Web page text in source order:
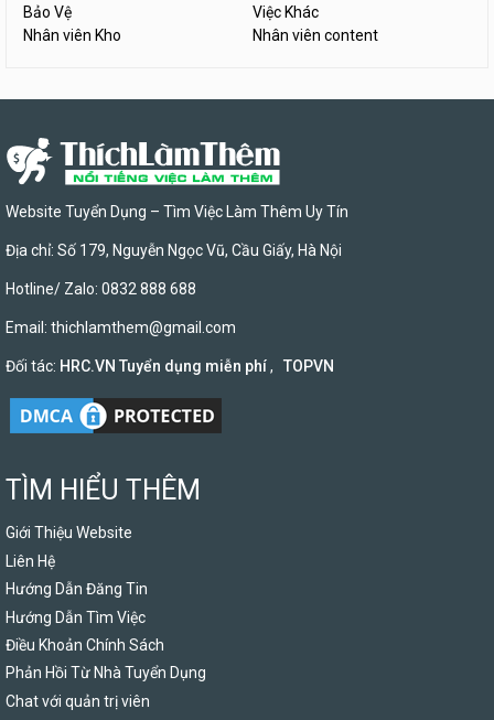
Bảo Vệ
Việc Khác
Nhân viên Kho
Nhân viên content
Website Tuyển Dụng – Tìm Việc Làm Thêm Uy Tín
Địa chỉ: Số 179, Nguyễn Ngọc Vũ, Cầu Giấy, Hà Nội
Hotline/ Zalo: 0832 888 688
Email: thichlamthem@gmail.com
Đối tác: HRC.VN Tuyển dụng miễn phí, TOPVN
TÌM HIỂU THÊM
Giới Thiệu Website
Liên Hệ
Hướng Dẫn Đăng Tin
Hướng Dẫn Tìm Việc
Điều Khoản Chính Sách
Phản Hồi Từ Nhà Tuyển Dụng
Chat với quản trị viên